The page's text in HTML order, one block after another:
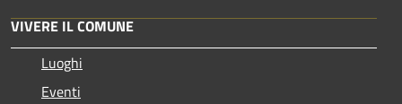
VIVERE IL COMUNE
Luoghi
Eventi